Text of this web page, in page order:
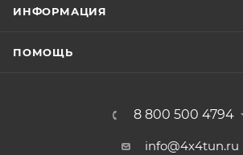
ИНФОРМАЦИЯ
ПОМОЩЬ
8 800 500 4794
info@4x4tun.ru